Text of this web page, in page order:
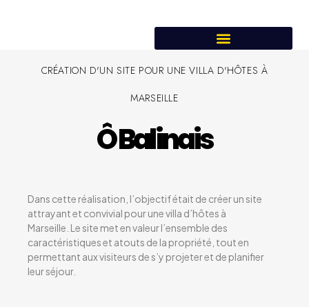
CRÉATION D'UN SITE POUR UNE VILLA D'HÔTES À
MARSEILLE
Ô Balinais
Dans cette réalisation, l’objectif était de créer un site
attrayant et convivial pour une villa d’hôtes à
Marseille. Le site met en valeur l’ensemble des
caractéristiques et atouts de la propriété, tout en
permettant aux visiteurs de s’y projeter et de planifier
leur séjour.